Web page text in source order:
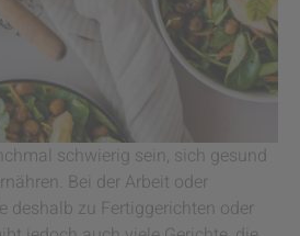
schwierig sein, sich gesund
Bei der Arbeit oder
deshalb zu Fertiggerichten oder